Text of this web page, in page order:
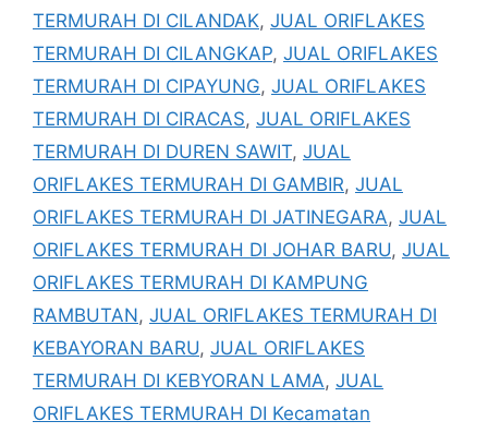
TERMURAH DI CILANDAK, JUAL ORIFLAKES
TERMURAH DI CILANGKAP, JUAL ORIFLAKES
TERMURAH DI CIPAYUNG, JUAL ORIFLAKES
TERMURAH DI CIRACAS, JUAL ORIFLAKES
TERMURAH DI DUREN SAWIT, JUAL
ORIFLAKES TERMURAH DI GAMBIR, JUAL
ORIFLAKES TERMURAH DI JATINEGARA, JUAL
ORIFLAKES TERMURAH DI JOHAR BARU, JUAL
ORIFLAKES TERMURAH DI KAMPUNG
RAMBUTAN, JUAL ORIFLAKES TERMURAH DI
KEBAYORAN BARU, JUAL ORIFLAKES
TERMURAH DI KEBYORAN LAMA, JUAL
ORIFLAKES TERMURAH DI Kecamatan